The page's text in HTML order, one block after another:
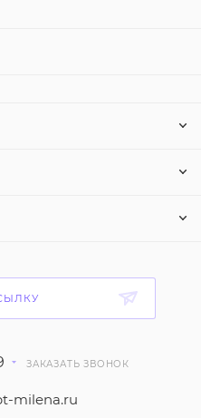
ЗАКАЗАТЬ ЗВОНОК
milena.ru